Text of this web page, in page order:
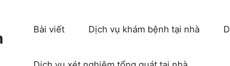
Bài viết Dịch vụ khám bệnh tại nhà